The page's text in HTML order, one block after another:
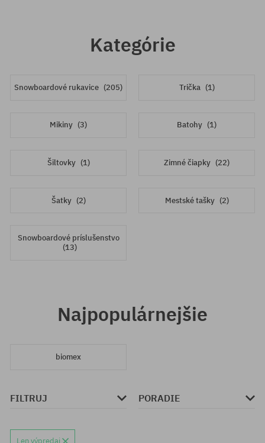
Kategórie
Snowboardové rukavice (205) Trička (1)
Mikiny (3) Batohy (1)
Šiltovky (1) Zimné čiapky (22)
Šatky (2) Mestské tašky (2)
Snowboardové príslušenstvo
(13)
Najpopulárnejšie
biomex
FILTRUJ PORADIE
Len výpredaj